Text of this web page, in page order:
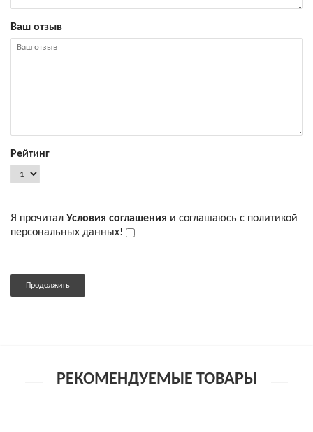
Ваш отзыв
Рейтинг
Я прочитал Условия соглашения и соглашаюсь с политикой
персональных данных!
Продолжить
РЕКОМЕНДУЕМЫЕ ТОВАРЫ